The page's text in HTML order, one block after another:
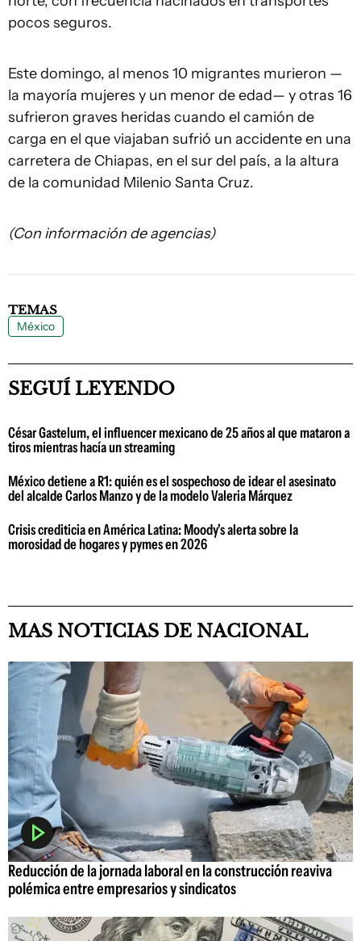
pocos seguros.
Este domingo, al menos 10 migrantes murieron —
la mayoría mujeres y un menor de edad— y otras 16
sufrieron graves heridas cuando el camión de
carga en el que viajaban sufrió un accidente en una
carretera de Chiapas, en el sur del país, a la altura
de la comunidad Milenio Santa Cruz.
(Con información de agencias)
TEMAS
México
SEGUÍ LEYENDO
César Gastelum, el influencer mexicano de 25 años al que mataron a
tiros mientras hacía un streaming
México detiene a R1: quién es el sospechoso de idear el asesinato
del alcalde Carlos Manzo y de la modelo Valeria Márquez
Crisis crediticia en América Latina: Moody's alerta sobre la
morosidad de hogares y pymes en 2026
MAS NOTICIAS DE NACIONAL
Reducción de la jornada laboral en la construcción reaviva
polémica entre empresarios y sindicatos